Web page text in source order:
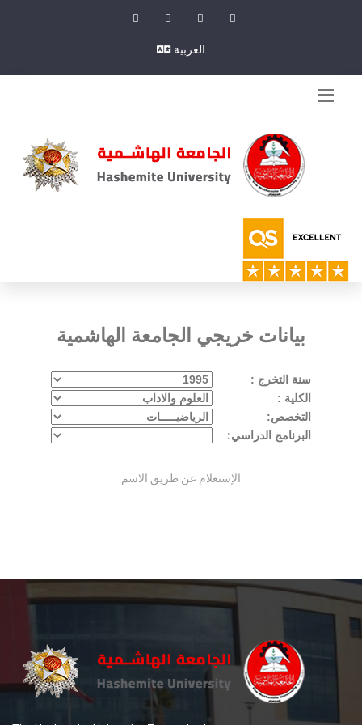
العربية
بيانات خريجي الجامعة الهاشمية
سنة التخرج :
الكلية :
التخصص:
البرنامج الدراسي:
الإستعلام عن طريق الاسم